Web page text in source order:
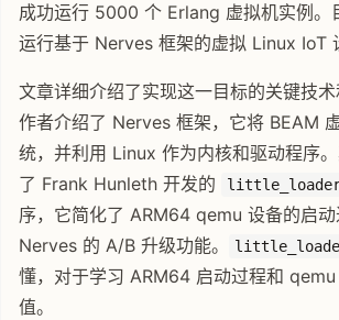
成功运行 5000 个 Erlang 虚拟机实例。
运行基于 Nerves 框架的虚拟 Linux IoT
文章详细介绍了实现这一目标的关键技术
作者介绍了 Nerves 框架，它将 BEAM
统，并利用 Linux 作为内核和驱动程序
了 Frank Hunleth 开发的
序，它简化了 ARM64 qemu 设备的启
Nerves 的 A/B 升级功能。
懂，对于学习 ARM64 启动过程和
值。